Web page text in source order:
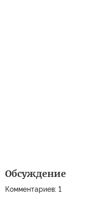
Обсуждение
Комментариев: 1